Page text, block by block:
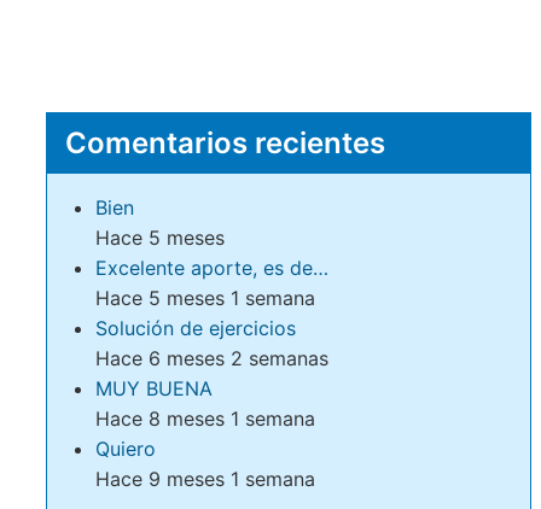
Comentarios recientes
Bien
Hace 5 meses
Excelente aporte, es de…
Hace 5 meses 1 semana
Solución de ejercicios
Hace 6 meses 2 semanas
MUY BUENA
Hace 8 meses 1 semana
Quiero
Hace 9 meses 1 semana